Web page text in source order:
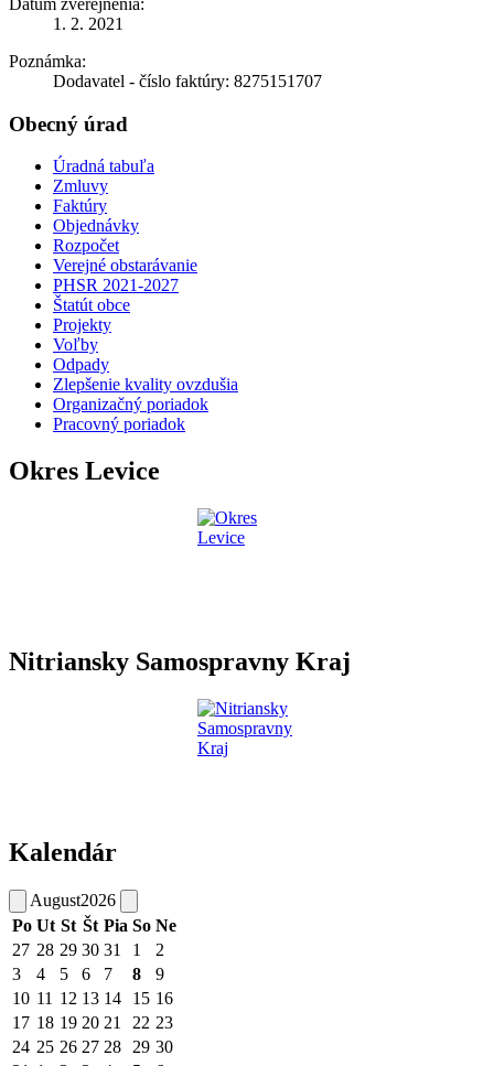
1. 2. 2021
Poznámka:
Dodavatel - číslo faktúry: 8275151707
Obecný úrad
Úradná tabuľa
Zmluvy
Faktúry
Objednávky
Rozpočet
Verejné obstarávanie
PHSR 2021-2027
Štatút obce
Projekty
Voľby
Odpady
Zlepšenie kvality ovzdušia
Organizačný poriadok
Pracovný poriadok
Okres Levice
Nitriansky Samospravny Kraj
Kalendár
August2026
Po Ut St Št Pia So Ne
27 28 29 30 31 1
2
3
4 5 6 7 8
9
10 11 12 13 14 15 16
17 18 19 20 21 22 23
24 25 26 27 28 29 30